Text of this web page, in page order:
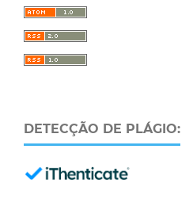
DETECÇÃO DE PLÁGIO: